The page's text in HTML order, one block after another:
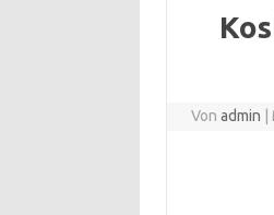
Vonadmin